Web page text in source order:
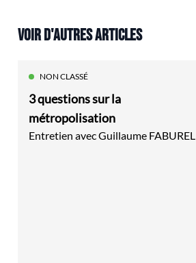
VOIR D'AUTRES ARTICLES
NON CLASSÉ
3 questions sur la
métropolisation
Entretien avec Guillaume FABUREL